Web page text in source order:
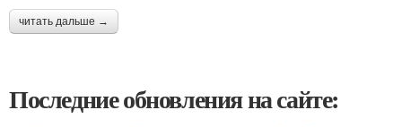
читать дальше →
Последние обновления на сайте: